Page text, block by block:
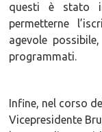
questi è stato
permetterne
agevole
programmati.
Infine, nel corso
Vicepresidente